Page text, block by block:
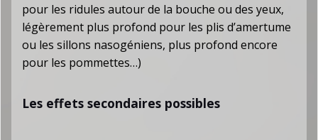
pour les ridules autour de la bouche ou des yeux,
légèrement plus profond pour les plis d’amertume
ou les sillons nasogéniens, plus profond encore
pour les pommettes…)
Les effets secondaires possibles